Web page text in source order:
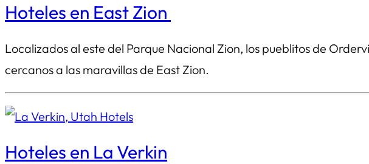
Hoteles en East Zion
Localizados al este del Parque Nacional Zion, los pueblitos de
cercanos a las maravillas de East Zion.
Hoteles en La Verkin